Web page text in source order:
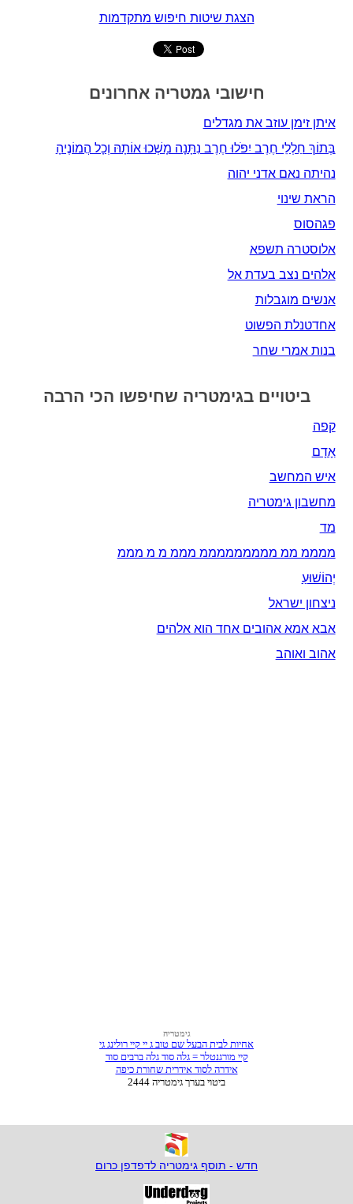
הצגת שיטות חיפוש מתקדמות
חישובי גמטריה אחרונים
איתן זימן עוזב את מגדלים
בְּתוֹךְ חַלְלֵי חֶרֶב יִפֹּלוּ חֶרֶב נִתָּנָה מָשְׁכוּ אוֹתָהּ וְכָל הֲמוֹנֶיהָ
נהיתה נאם אדני יהוה
הראת שינוי
פגהסוס
אלוסטרה תשפא
אלהים נצב בעדת אל
אנשים מוגבלות
אחדטנלת הפשוט
בנות אמרי שחר
ביטויים בגימטריה שחיפשו הכי הרבה
קפה
אָדָם‎
איש המחשב
מחשבון גימטריה
מד
ממממ ממ מממממממממ מממ מ מ מממ
יְהוֹשׁוּעַ
ניצחון ישראל
אבא אמא אהובים אחד הוא אלהים
אהוב ואוהב
חדש - תוסף גימטריה לדפדפן כרום